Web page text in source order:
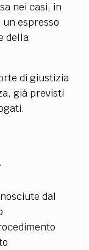
nei casi, in
espresso
della
di giustizia
già previsti
dal